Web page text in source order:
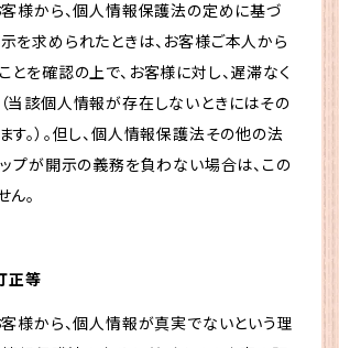
客様から、個人情報保護法の定めに基づ
を求められたときは、お客様ご本人から
とを確認の上で、お客様に対し、遅滞なく
当該個人情報が存在しないときにはその
す。）。但し、個人情報保護法その他の法
ップが開示の義務を負わない場合は、この
ん。
正等
客様から、個人情報が真実でないという理